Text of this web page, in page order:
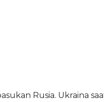
Rusia. Ukraina